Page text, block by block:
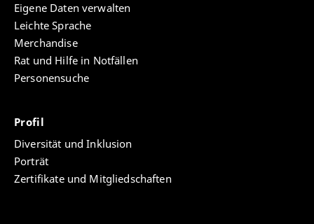
Eigene Daten verwalten
Leichte Sprache
Merchandise
Rat und Hilfe in Notfällen
Personensuche
Profil
Diversität und Inklusion
Porträt
Zertifikate und Mitgliedschaften